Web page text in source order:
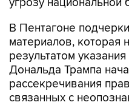
В Пентагоне
материалов, которая
результатом
Дональда Трампа
рассекречивания
связанных с